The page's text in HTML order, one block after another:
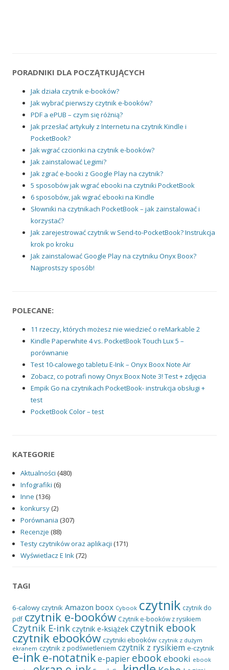
PORADNIKI DLA POCZĄTKUJĄCYCH
Jak działa czytnik e-booków?
Jak wybrać pierwszy czytnik e-booków?
PDF a ePUB – czym się różnią?
Jak przesłać artykuły z Internetu na czytnik Kindle i
PocketBook?
Jak wgrać czcionki na czytnik e-booków?
Jak zainstalować Legimi?
Jak zgrać e-booki z Google Play na czytnik?
5 sposobów jak wgrać ebooki na czytniki PocketBook
6 sposobów, jak wgrać ebooki na Kindle
Słowniki na czytnikach PocketBook – jak zainstalować i
korzystać?
Jak zarejestrować czytnik w Send-to-PocketBook? Instrukcja
krok po kroku
Jak zainstalować Google Play na czytniku Onyx Boox?
Najprostszy sposób!
POLECANE:
11 rzeczy, których możesz nie wiedzieć o reMarkable 2
Kindle Paperwhite 4 vs. PocketBook Touch Lux 5 –
porównanie
Test 10-calowego tabletu E-Ink – Onyx Boox Note Air
Zobacz, co potrafi nowy Onyx Boox Note 3! Test + zdjęcia
Empik Go na czytnikach PocketBook- instrukcja obsługi +
test
PocketBook Color – test
KATEGORIE
Aktualności (480)
Infografiki (6)
Inne (136)
konkursy(2)
Porównania (307)
Recenzje (88)
Testy czytników oraz aplikacji (171)
Wyświetlacz E Ink(72)
TAGI
6-calowy czytnik Amazon boox Cybook czytnik czytnik do
pdf czytnik e-booków Czytnik e-booków z rysikiem
Czytnik E-ink czytnik e-książek czytnik ebook
czytnik ebooków czytniki ebooków czytnik z dużym
ekranem czytnik z podświetleniem czytnik z rysikiem e-czytnik
e-ink e-notatnike-papier ebookebooki ebook